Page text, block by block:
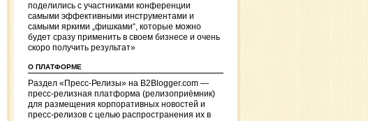
поделились с участниками конференции
самыми эффективными инструментами и
самыми яркими „фишками“, которые можно
будет сразу применить в своем бизнесе и очень
скоро получить результат»
О ПЛАТФОРМЕ
Раздел «Пресс-Релизы» на B2Blogger.com —
пресс-релизная платформа (релизоприёмник)
для размещения корпоративных новостей и
пресс-релизов с целью распространения их в